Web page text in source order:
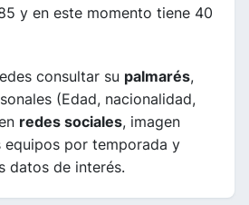
y en este momento tiene 40
consultar su palmarés,
(Edad, nacionalidad,
redes sociales, imagen
equipos por temporada y
datos de interés.